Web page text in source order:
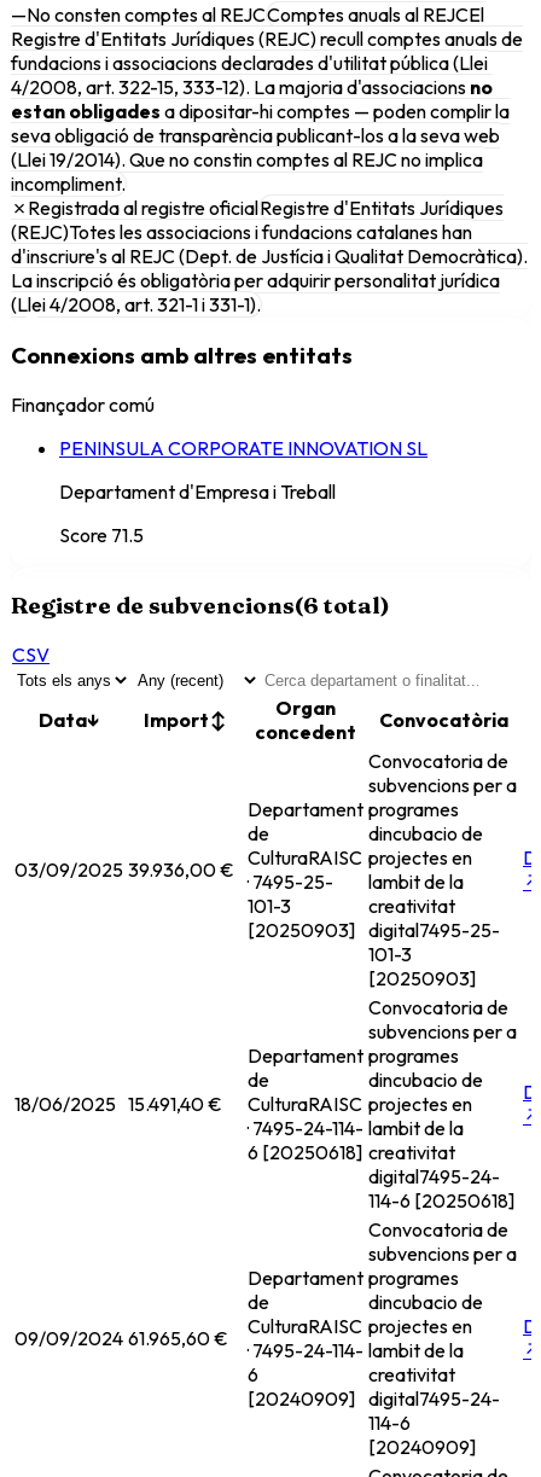
—No consten comptes al REJCComptes anuals al REJCEl
Registre d'Entitats Jurídiques (REJC) recull comptes anuals de
fundacions i associacions declarades d'utilitat pública (Llei
4/2008, art. 322-15, 333-12). La majoria d'associacions no
estan obligades a dipositar-hi comptes — poden complir la
seva obligació de transparència publicant-los a la seva web
(Llei 19/2014). Que no constin comptes al REJC no implica
incompliment.
✗ Registrada al registre oficialRegistre d'Entitats Jurídiques
(REJC)Totes les associacions i fundacions catalanes han
d'inscriure's al REJC (Dept. de Justícia i Qualitat Democràtica).
La inscripció és obligatòria per adquirir personalitat jurídica
(Llei 4/2008, art. 321-1 i 331-1).
Connexions amb altres entitats
Finançador comú
PENINSULA CORPORATE INNOVATION SL
Departament d'Empresa i Treball
Score 71.5
Registre de subvencions(6 total)
CSV
Data↓ Import↕
Organ
concedent
Convocatòria
03/09/2025 39.936,00 €
Departament
de
CulturaRAISC
· 7495-25-
101-3
[20250903]
Convocatoria de
subvencions per a
programes
dincubacio de
projectes en
lambit de la
creativitat
digital7495-25-
101-3
[20250903]
↗
18/06/2025 15.491,40 €
Departament
de
CulturaRAISC
· 7495-24-114-
6 [20250618]
Convocatoria de
subvencions per a
programes
dincubacio de
projectes en
lambit de la
creativitat
digital7495-24-
114-6 [20250618]
↗
09/09/2024 61.965,60 €
Departament
de
CulturaRAISC
· 7495-24-114-
6
[20240909]
Convocatoria de
subvencions per a
programes
dincubacio de
projectes en
lambit de la
creativitat
digital7495-24-
114-6
[20240909]
↗